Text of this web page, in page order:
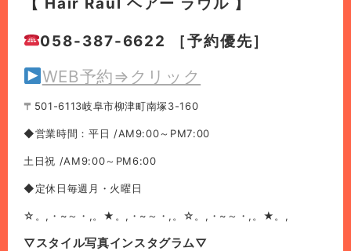
058-387-6622 ［予約優先］
WEB予約⇒クリック
〒501-6113岐阜市柳津町南塚3-160
◆営業時間：平日 /AM9:00～PM7:00
土日祝 /AM9:00～PM6:00
◆定休日毎週月・火曜日
☆。,・~～・,。★。,・~～・,。☆。,・~～・,。★。,
▽スタイル写真インスタグラム▽